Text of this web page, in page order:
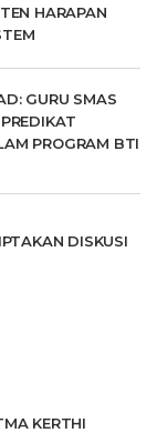
HARAPAN
GURU SMAS
PROGRAM BTI
DISKUSI
KERTHI